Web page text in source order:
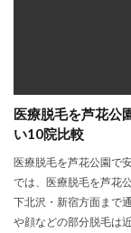
医療脱毛を芦花公
い10院比較
医療脱毛を芦花公園で
では、医療脱毛を芦花
下北沢・新宿方面まで
や顔などの部分脱毛は